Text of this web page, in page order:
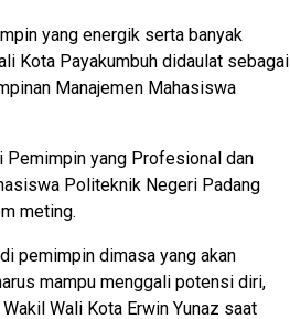
yang energik serta banyak
Kota Payakumbuh didaulat sebagai
Manajemen Mahasiswa
Pemimpin yang Profesional dan
Politeknik Negeri Padang
meting.
pemimpin dimasa yang akan
mampu menggali potensi diri,
Wali Kota Erwin Yunaz saat